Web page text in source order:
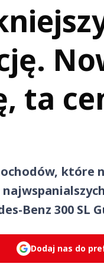
ta
które
Benz 300 SL
Dodaj nas do